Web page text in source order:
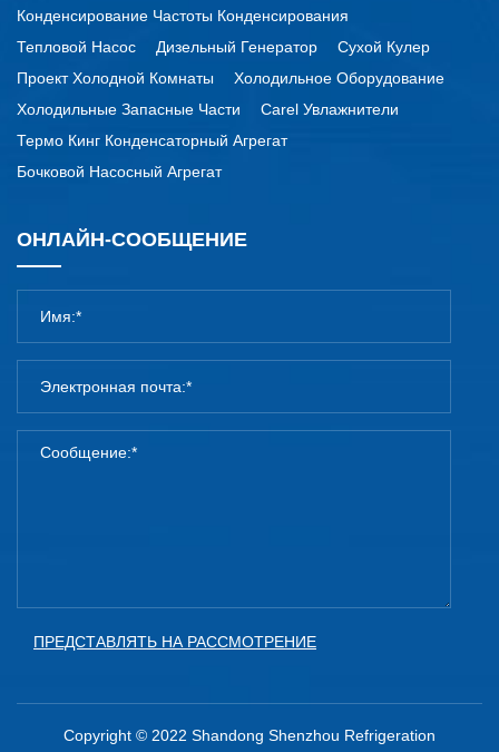
Конденсирование Частоты Конденсирования
Тепловой Насос
Дизельный Генератор
Сухой Кулер
Проект Холодной Комнаты
Холодильное Оборудование
Холодильные Запасные Части
Carel Увлажнители
Термо Кинг Конденсаторный Агрегат
Бочковой Насосный Агрегат
ОНЛАЙН-СООБЩЕНИЕ
ПРЕДСТАВЛЯТЬ НА РАССМОТРЕНИЕ
Copyright © 2022 Shandong Shenzhou Refrigeration